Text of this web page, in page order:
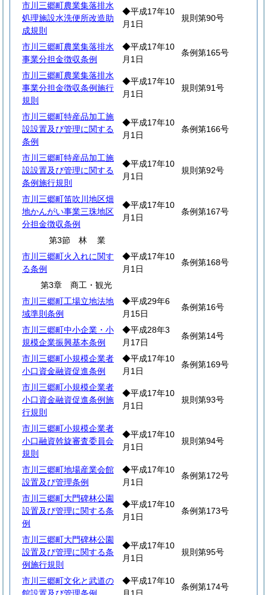
市川三郷町農業集落排水
処理施設水洗便所改造助
成規則
◆平成17年10
月1日
規則第90号
市川三郷町農業集落排水
事業分担金徴収条例
◆平成17年10
月1日
条例第165号
市川三郷町農業集落排水
事業分担金徴収条例施行
規則
◆平成17年10
月1日
規則第91号
市川三郷町特産品加工施
設設置及び管理に関する
条例
◆平成17年10
月1日
条例第166号
市川三郷町特産品加工施
設設置及び管理に関する
条例施行規則
◆平成17年10
月1日
規則第92号
市川三郷町笛吹川地区畑
地かんがい事業三珠地区
分担金徴収条例
◆平成17年10
月1日
条例第167号
第3節 林業
市川三郷町火入れに関す
る条例
◆平成17年10
月1日
条例第168号
第3章 商工・観光
市川三郷町工場立地法地
域準則条例
◆平成29年6
月15日
条例第16号
市川三郷町中小企業・小
規模企業振興基本条例
◆平成28年3
月17日
条例第14号
市川三郷町小規模企業者
小口資金融資促進条例
◆平成17年10
月1日
条例第169号
市川三郷町小規模企業者
小口資金融資促進条例施
行規則
◆平成17年10
月1日
規則第93号
市川三郷町小規模企業者
小口融資斡旋審査委員会
規則
◆平成17年10
月1日
規則第94号
市川三郷町地場産業会館
設置及び管理条例
◆平成17年10
月1日
条例第172号
市川三郷町大門碑林公園
設置及び管理に関する条
例
◆平成17年10
月1日
条例第173号
市川三郷町大門碑林公園
設置及び管理に関する条
例施行規則
◆平成17年10
月1日
規則第95号
市川三郷町文化と武道の
◆平成17年10
条例第174号